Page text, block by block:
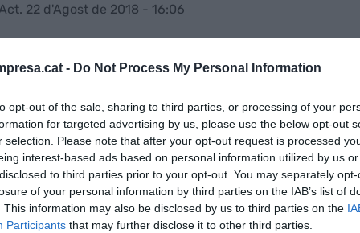
- Do Not Process My Personal Information
opt-out of the sale, sharing to third parties, or processing of your
for targeted advertising by us, please use the below opt-out
selection. Please note that after your opt-out request is processed
interest-based ads based on personal information utilized by us
to third parties prior to your opt-out. You may separately
of your personal information by third parties on the IAB’s list of
This information may also be disclosed by us to third parties on the
Participants that may further disclose it to other third parties.
22 d'Agost de 2018 - 16:06
Kiwi.comha obert aquest mes d'agost una
perfecte per treballar on s'estigui altament
comunicat sobre les noves instal·lacions, que
terrassa en el terrat i una sala recreativa.
passat una seu a la capital catalana animada